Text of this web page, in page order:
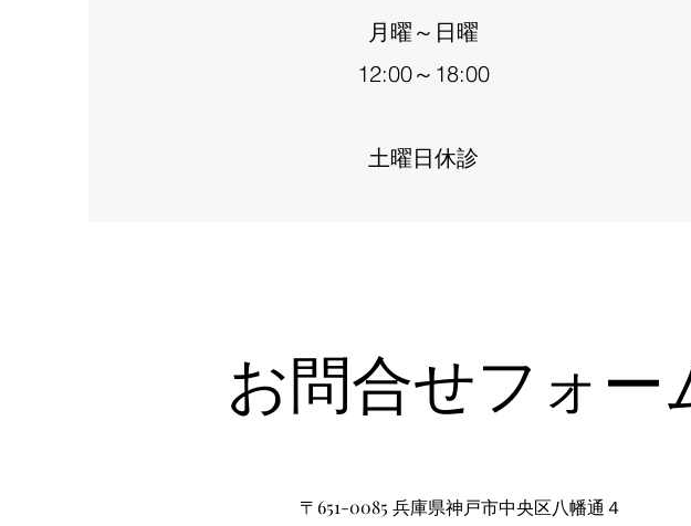
月曜～日曜
12:00～18:00
土曜日休診
お問合せフォー
〒651-0085 兵庫県神戸市中央区八幡通４